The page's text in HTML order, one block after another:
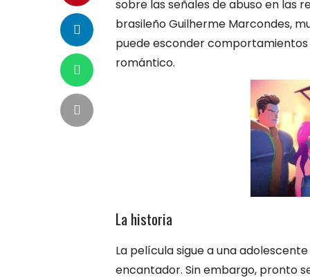
sobre las señales de abuso en las
brasileño Guilherme Marcondes,
puede esconder
romántico.
La historia
La película sigue a una
encantador. Sin embargo, pronto